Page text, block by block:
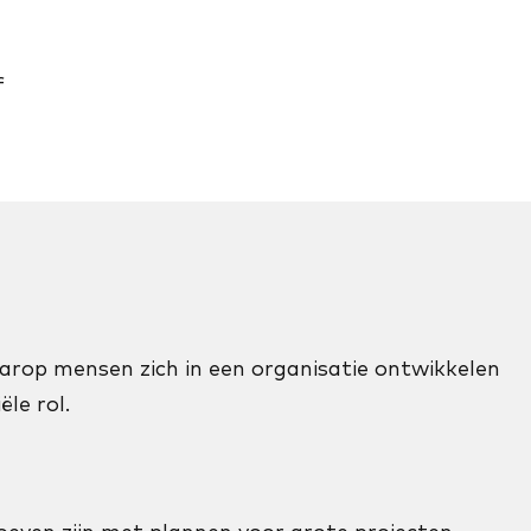
mensen zich in een organisatie ontwikkelen
rol.